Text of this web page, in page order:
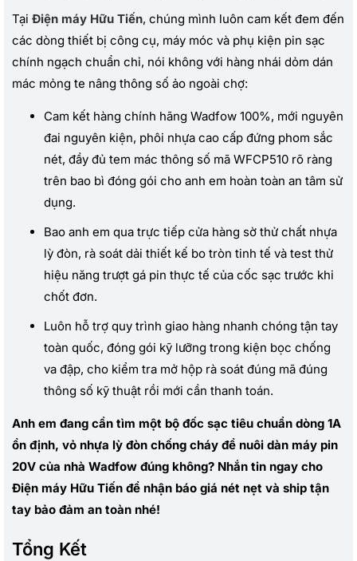
Tại Điện máy Hữu Tiến, chúng mình luôn cam kết đem đến
các dòng thiết bị công cụ, máy móc và phụ kiện pin sạc
chính ngạch chuẩn chỉ, nói không với hàng nhái dỏm dán
mác mỏng te nâng thông số ảo ngoài chợ:
Cam kết hàng chính hãng Wadfow 100%, mới nguyên
đai nguyên kiện, phôi nhựa cao cấp đứng phom sắc
nét, đầy đủ tem mác thông số mã WFCP510 rõ ràng
trên bao bì đóng gói cho anh em hoàn toàn an tâm sử
dụng.
Bao anh em qua trực tiếp cửa hàng sờ thử chất nhựa
lỳ đòn, rà soát dải thiết kế bo tròn tinh tế và test thử
hiệu năng trượt gá pin thực tế của cốc sạc trước khi
chốt đơn.
Luôn hỗ trợ quy trình giao hàng nhanh chóng tận tay
toàn quốc, đóng gói kỹ lưỡng trong kiện bọc chống
va đập, cho kiểm tra mở hộp rà soát đúng mã đúng
thông số kỹ thuật rồi mới cần thanh toán.
Anh em đang cần tìm một bộ đốc sạc tiêu chuẩn dòng 1A
ổn định, vỏ nhựa lỳ đòn chống cháy để nuôi dàn máy pin
20V của nhà Wadfow đúng không? Nhắn tin ngay cho
Điện máy Hữu Tiến để nhận báo giá nét nẹt và ship tận
tay bảo đảm an toàn nhé!
Tổng Kết